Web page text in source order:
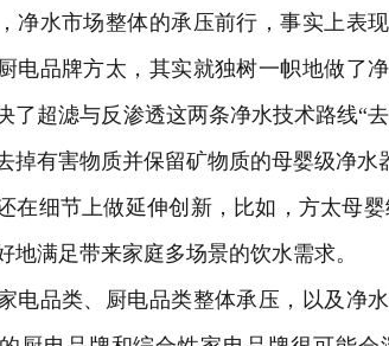
水市场整体的承压前行，事实上表现
电品牌方太，其实就独树一帜地做了
了超滤与反渗透这两条净水技术路线“
掉有害物质并保留矿物质的母婴级净水
细节上做延伸创新，比如，方太母婴
地满足带来家庭多场景的饮水需求。
品类、厨电品类整体承压，以及净水